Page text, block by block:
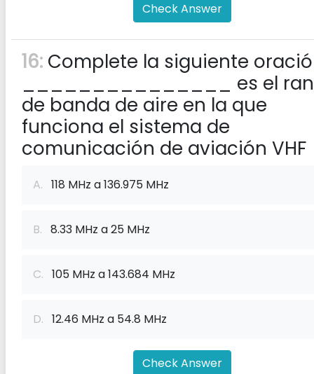
Check Answer
16: Complete la siguiente
_______________ es el
de banda de aire en la que
funciona el sistema de
comunicación de aviación VHF
A. 118 MHz a 136.975 MHz
B. 8.33 MHz a 25 MHz
C. 105 MHz a 143.684 MHz
D. 12.46 MHz a 54.8 MHz
Check Answer